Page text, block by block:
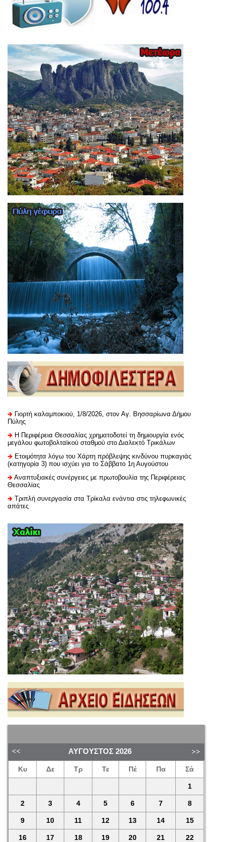
Γιορτή καλαμποκιού, 1/8/2026, στον Αγ. Βησσαρίωνα Δήμου
Πύλης
H Περιφέρεια Θεσσαλίας χρηματοδοτεί τη δημιουργία ενός
μεγάλου φωτοβολταϊκού σταθμού στο Διαλεκτό Τρικάλων
Ετοιμότητα λόγω του Χάρτη πρόβλεψης κινδύνου πυρκαγιάς
(κατηγορία 3) που ισχύει για το Σάββατο 1η Αυγούστου
Αναπτυξιακές συνέργειες με πρωτοβουλία της Περιφέρειας
Θεσσαλίας
Τριπλή συνεργασία στα Τρίκαλα ενάντια στις τηλεφωνικές
απάτες
ΑΎΓΟΥΣΤΟΣ 2026
Κυ Δε Τρ Τε Πέ Πα Σά
1
2 3 4 5 6 7 8
9 10 11 12 13 14 15
16 17 18 19 20 21 22